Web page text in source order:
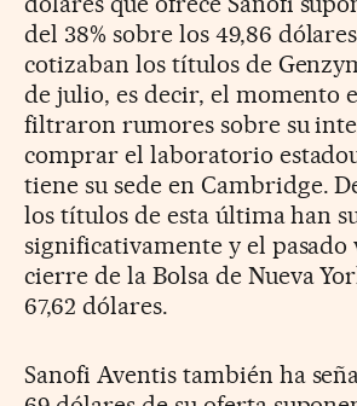
del 38% sobre los 49,86
cotizaban los títulos de
de julio, es decir, el momento
filtraron rumores sobre su
comprar el laboratorio
tiene su sede en Cambridge.
los títulos de esta última han
significativamente y el pasado
cierre de la Bolsa de Nueva
67,62 dólares.
Sanofi Aventis también ha